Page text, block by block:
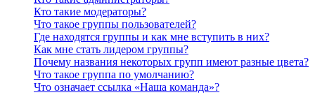
Кто такие модераторы?
Что такое группы пользователей?
Где находятся группы и как мне вступить в них?
Как мне стать лидером группы?
Почему названия некоторых групп имеют разные цвета?
Что такое группа по умолчанию?
Что означает ссылка «Наша команда»?